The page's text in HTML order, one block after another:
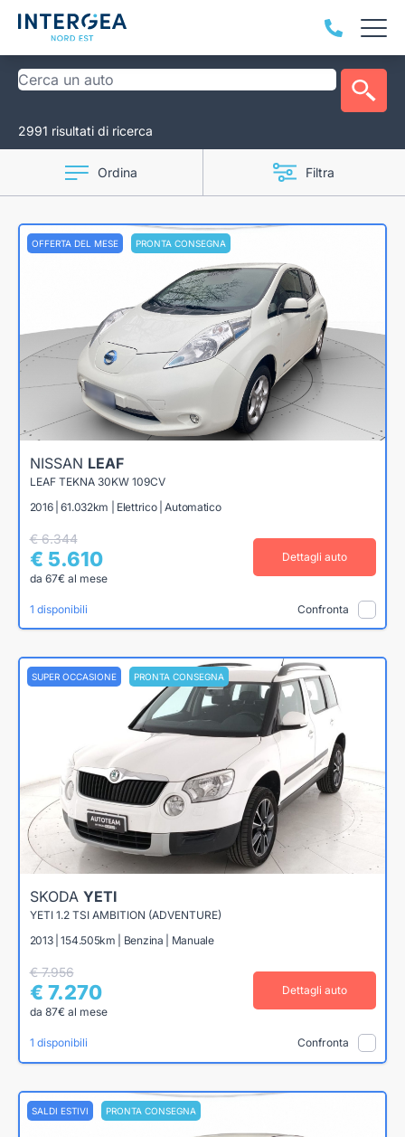
2991 risultati di ricerca
Ordina Filtra
OFFERTA DEL MESE PRONTA CONSEGNA
NISSAN LEAF
LEAF TEKNA 30KW 109CV
2016 | 61.032km | Elettrico | Automatico
€ 6.344
€ 5.610
da 67€ al mese
Dettagli auto
1 disponibili Confronta
SUPER OCCASIONE PRONTA CONSEGNA
SKODA YETI
YETI 1.2 TSI AMBITION (ADVENTURE)
2013 | 154.505km | Benzina | Manuale
€ 7.956
€ 7.270
da 87€ al mese
Dettagli auto
1 disponibili Confronta
SALDI ESTIVI PRONTA CONSEGNA